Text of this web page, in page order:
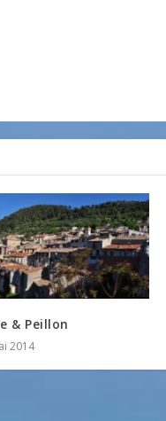
& Peillon
2014